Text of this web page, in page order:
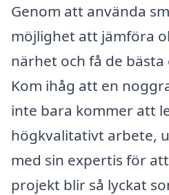
Genom att använda
möjlighet att jämföra
närhet och få de
Kom ihåg att en
inte bara kommer att
högkvalitativt arbete,
med sin expertis för
projekt blir så lyckat